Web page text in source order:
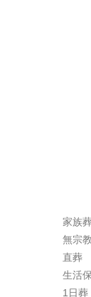
家族
無宗
直葬
生活
1日葬